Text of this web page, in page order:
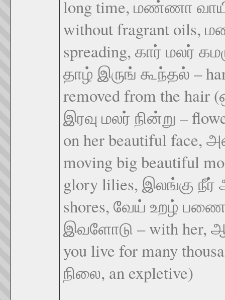
long time, மண்ணா
without fragrant
spreading, கார் மலர்
தாழ் இருங் கூந்தல் –
removed from the
இரவு மலர் நின்று –
on her beautiful
moving big beautiful
glory lilies, இலங்கு நீர்
shores, வேய் உறழ்
இவளோடு – with her,
you live for many
நிலை, an expletive)